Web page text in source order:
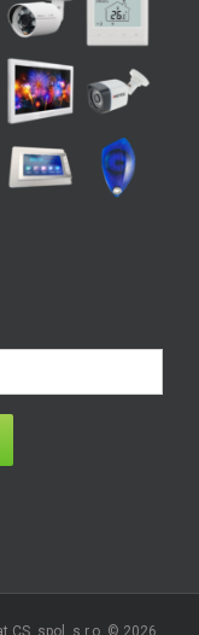
CS, spol. s r.o. © 2026